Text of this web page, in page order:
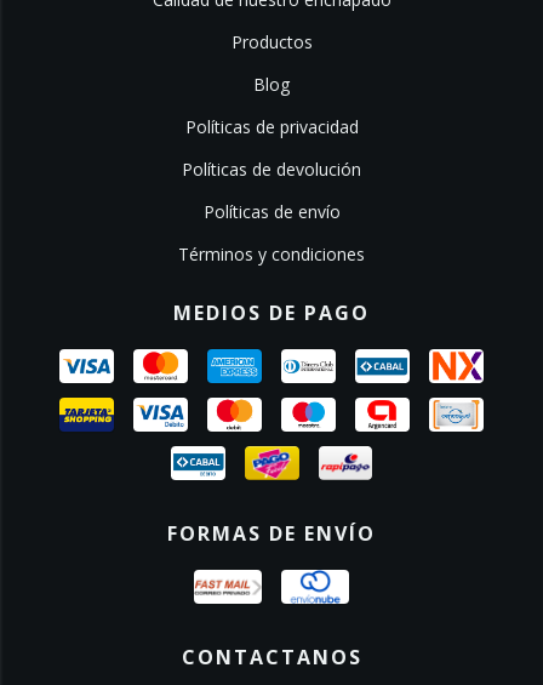
Productos
Blog
Políticas de privacidad
Políticas de devolución
Políticas de envío
Términos y condiciones
MEDIOS DE PAGO
FORMAS DE ENVÍO
CONTACTANOS